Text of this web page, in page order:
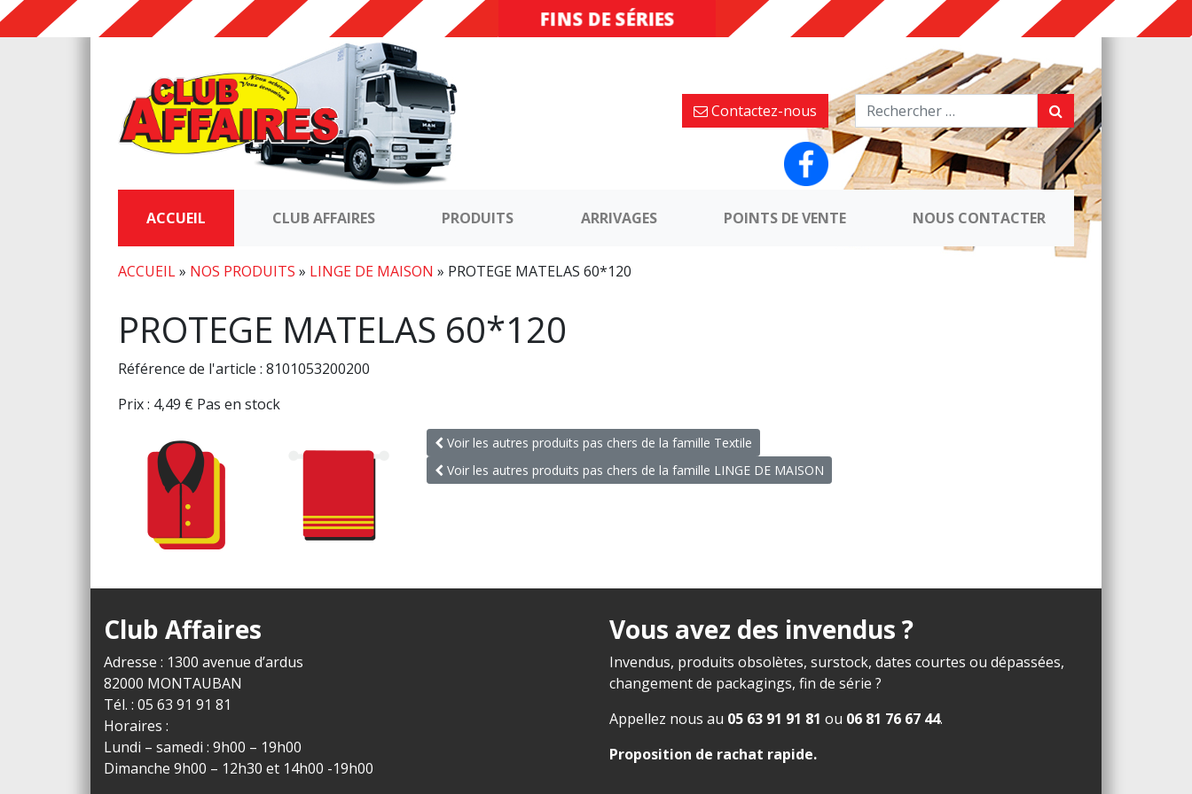
DESTOCKAGE
FINS DE SÉRIES
Contactez-nous
ACCUEIL CLUB AFFAIRES PRODUITS ARRIVAGES POINTS DE VENTE NOUS CONTACTER
ACCUEIL» NOS PRODUITS » LINGE DE MAISON » PROTEGE MATELAS 60*120
PROTEGE MATELAS 60*120
Référence de l'article : 8101053200200
Prix : 4,49 € Pas en stock
Voir les autres produits pas chers de la famille Textile
Voir les autres produits pas chers de la famille LINGE DE MAISON
Club Affaires
Adresse : 1300 avenue d’ardus
82000 MONTAUBAN
Tél. : 05 63 91 91 81
Horaires :
Lundi – samedi : 9h00 – 19h00
Dimanche 9h00 – 12h30 et 14h00 -19h00
Vous avez des invendus ?
Invendus, produits obsolètes, surstock, dates courtes ou dépassées,
changement de packagings, fin de série ?
Appellez nous au 05 63 91 91 81 ou 06 81 76 67 44.
Proposition de rachat rapide.